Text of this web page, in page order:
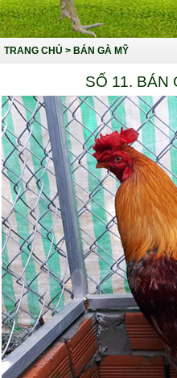
TRANG CHỦ > BÁN GÀ MỸ
SỐ 11. BÁN